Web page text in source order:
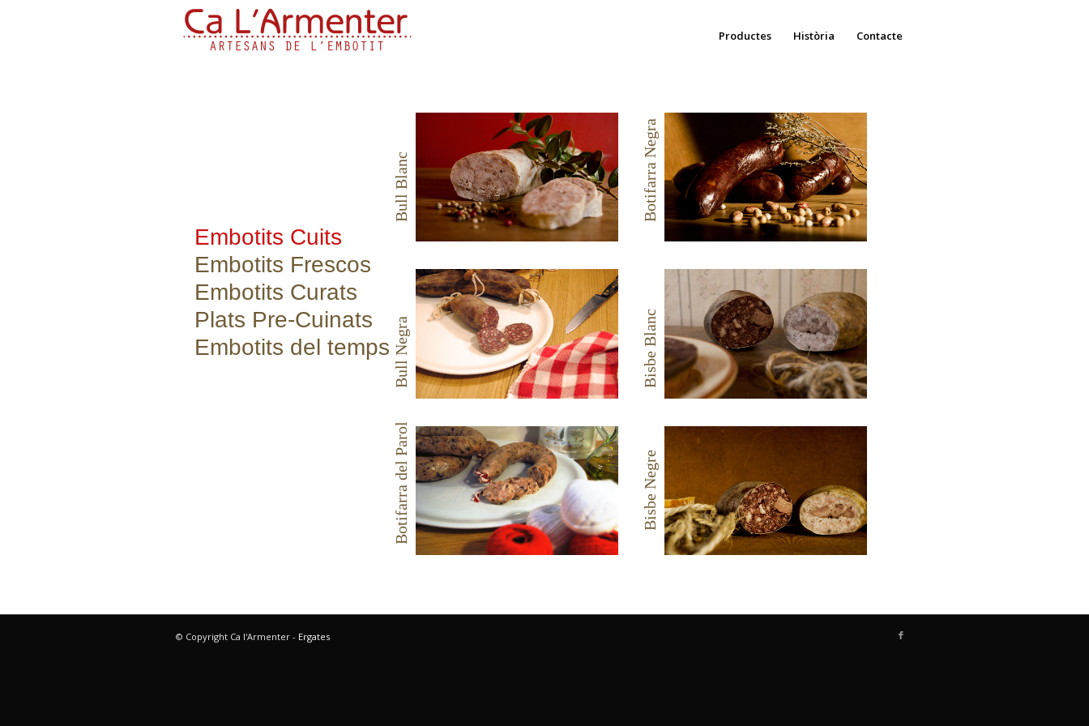
Productes Història Contacte
Embotits Cuits
Embotits Frescos
Embotits Curats
Plats Pre-Cuinats
Embotits del temps
Bull Blanc
Bull Negra
Botifarra del Parol
Botifarra Negra
Bisbe Blanc
Bisbe Negre
© Copyright Ca l'Armenter - Ergates